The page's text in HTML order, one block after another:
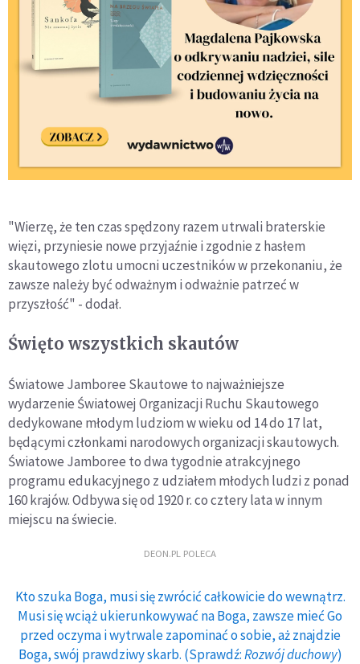
"Wierzę, że ten czas spędzony razem utrwali braterskie
więzi, przyniesie nowe przyjaźnie i zgodnie z hasłem
skautowego zlotu umocni uczestników w przekonaniu, że
zawsze należy być odważnym i odważnie patrzeć w
przyszłość" - dodał.
Święto wszystkich skautów
Światowe Jamboree Skautowe to najważniejsze
wydarzenie Światowej Organizacji Ruchu Skautowego
dedykowane młodym ludziom w wieku od 14 do 17 lat,
będącymi członkami narodowych organizacji skautowych.
Światowe Jamboree to dwa tygodnie atrakcyjnego
programu edukacyjnego z udziałem młodych ludzi z ponad
160 krajów. Odbywa się od 1920 r. co cztery lata w innym
miejscu na świecie.
DEON.PL POLECA
Kto szuka Boga, musi się zwrócić całkowicie do wewnątrz.
Musi się wciąż ukierunkowywać na Boga, zawsze mieć Go
przed oczyma i wytrwale zapominać o sobie, aż znajdzie
Boga, swój prawdziwy skarb. (Sprawdź:Rozwój duchowy)